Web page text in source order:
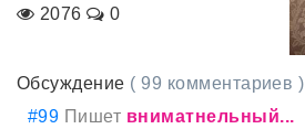
2076
0
Обсуждение ( 99 комментариев )
#99 Пишет вниматнельный...